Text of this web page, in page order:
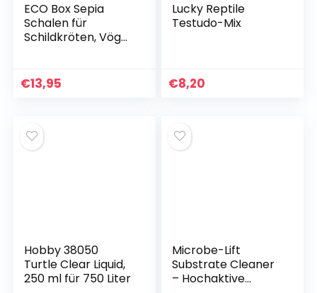
ECO Box Sepia
Schalen für
Schildkröten, Vögel,
Premium Sepia
Schalenfutter,
cm,
Terrarienzubehör
€13,95
Lucky Reptile
Testudo-Mix
€8,20
Hobby 38050
Turtle Clear Liquid,
250 ml für 750 Liter
Microbe-Lift
Substrate Cleaner
– Hochaktive